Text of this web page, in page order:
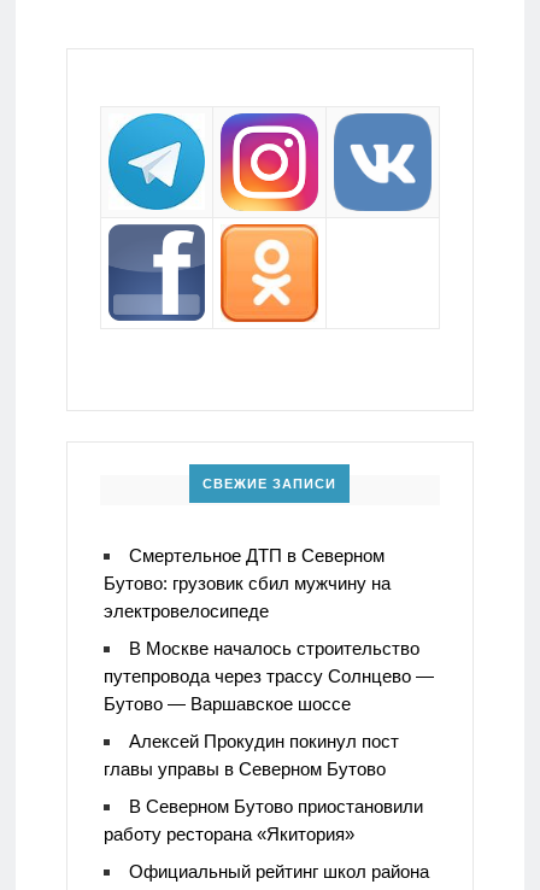
СВЕЖИЕ ЗАПИСИ
Смертельное ДТП в Северном
Бутово: грузовик сбил мужчину на
электровелосипеде
В Москве началось строительство
путепровода через трассу Солнцево —
Бутово — Варшавское шоссе
Алексей Прокудин покинул пост
главы управы в Северном Бутово
В Северном Бутово приостановили
работу ресторана «Якитория»
Официальный рейтинг школ района